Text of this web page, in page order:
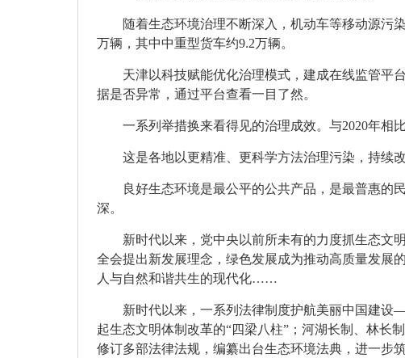
随着生态环境治理不断深入，机动车等移动源污
万辆，其中中重型货车约9.2万辆。
天津以科技赋能优化治理模式，建成在线监管平
据是否异常，通过平台查看一目了然。
一系列举措换来看得见的治理成效。与2020年相
这是各地以更精准、更科学方法治理污染，持续
良好生态环境是最公平的公共产品，是最普惠的
深。
新时代以来，党中央以前所未有的力度抓生态
全会提出新发展理念，绿色发展成为推动高质量发展
人与自然和谐共生的现代化……
新时代以来，一系列法律制度护航美丽中国建
起生态文明体制改革的“四梁八柱”；河湖长制、林长
修订多部法律法规，编纂出台生态环境法典，进一